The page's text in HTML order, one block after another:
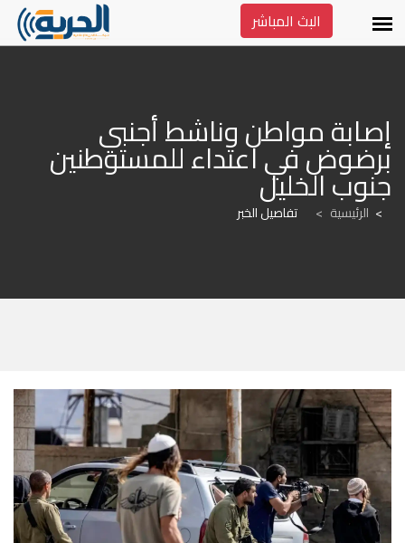
البث المباشر
جنوب الخليل
الرئيسية > تفاصيل الخبر